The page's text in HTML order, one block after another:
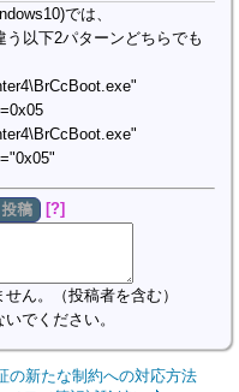
では、
以下2パターンどちらでも
投稿 ?
ん。（投稿者を含む）
でください。
の新たな制約への対応方法